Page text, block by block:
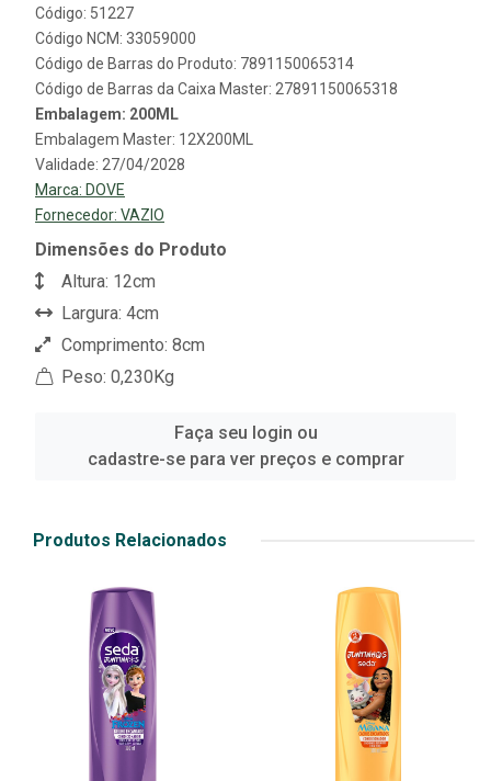
Código: 51227
Código NCM: 33059000
Código de Barras do Produto: 7891150065314
Código de Barras da Caixa Master: 27891150065318
Embalagem: 200ML
Embalagem Master: 12X200ML
Validade: 27/04/2028
Marca: DOVE
Fornecedor: VAZIO
Dimensões do Produto
Altura: 12cm
Largura: 4cm
Comprimento: 8cm
Peso: 0,230Kg
Faça seu login ou
cadastre-se para ver preços e comprar
Produtos Relacionados